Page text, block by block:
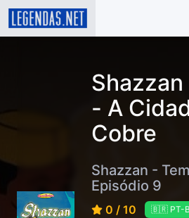
Shazzan
- A
Cobre
Shazzan -
Episódio 9
0 / 10 🇧🇷 PT-